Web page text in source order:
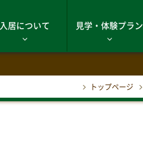
入居について 見学・体験プラン
トップページ